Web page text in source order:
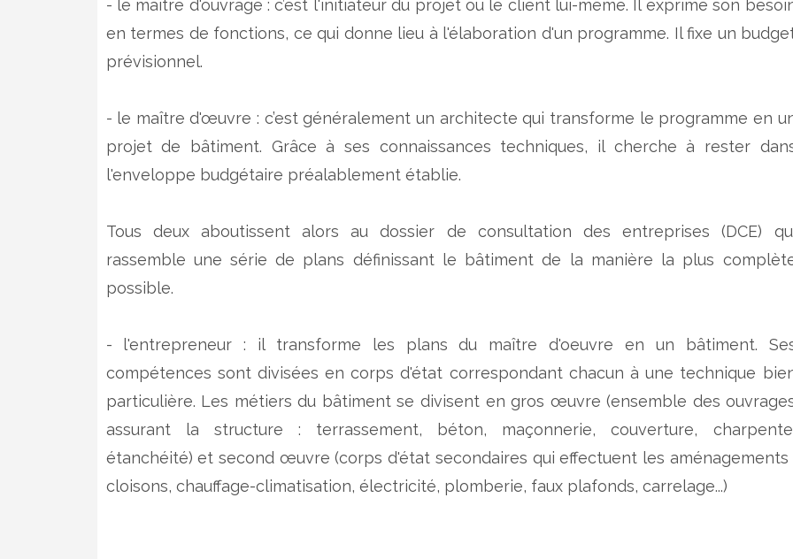
- le maître d'ouvrage : c’est l'initiateur du projet ou le client lui-même. Il exprime son
en termes de fonctions, ce qui donne lieu à l'élaboration d'un programme. Il fixe un
prévisionnel.
- le maître d'œuvre : c’est généralement un architecte qui transforme le programme en
projet de bâtiment. Grâce à ses connaissances techniques, il cherche à rester
l'enveloppe budgétaire préalablement établie.
Tous deux aboutissent alors au dossier de consultation des entreprises (DCE)
rassemble une série de plans définissant le bâtiment de la manière la plus
possible.
- l'entrepreneur : il transforme les plans du maître d'oeuvre en un bâtiment.
compétences sont divisées en corps d'état correspondant chacun à une technique
particulière. Les métiers du bâtiment se divisent en gros œuvre (ensemble des
assurant la structure : terrassement, béton, maçonnerie, couverture,
étanchéité) et second œuvre (corps d'état secondaires qui effectuent les aménagements
cloisons, chauffage-climatisation, électricité, plomberie, faux plafonds, carrelage...)